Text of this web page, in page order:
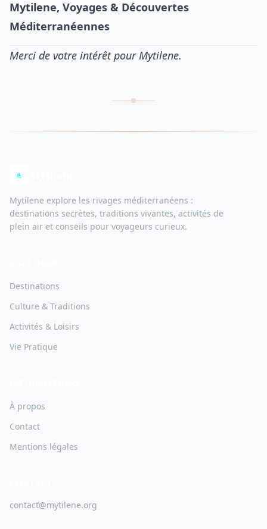
Mytilene, Voyages & Découvertes
Méditerranéennes
Merci de votre intérêt pour Mytilene.
Mytilene explore les rivages méditerranéens :
destinations secrètes, traditions vivantes, activités de
plein air et conseils pour voyageurs curieux.
Destinations
Culture & Traditions
Activités & Loisirs
Vie Pratique
À propos
Contact
Mentions légales
contact@mytilene.org